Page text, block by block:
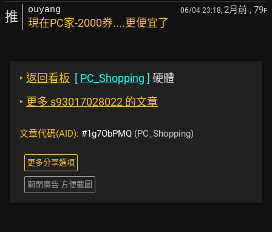
推 ouyang 06/04 23:18, 2月前 , 79F
現在PC家-2000券....更便宜了
‣ 返回看板 [ PC_Shopping ] 硬體
‣ 更多 s93017028022 的文章
文章代碼(AID): #1g7ObPMQ (PC_Shopping)
更多分享選項
關閉廣告 方便截圖